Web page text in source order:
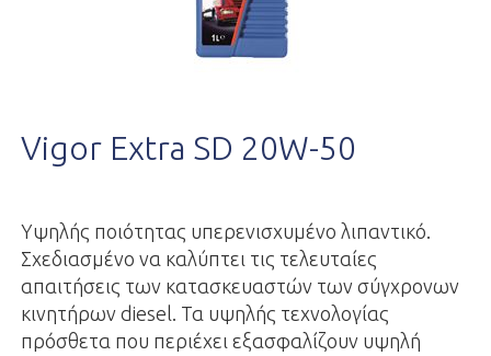
Vigor Extra SD 20W-50
Yψηλής ποιότητας υπερενισχυμένο λιπαντικό.
Σχεδιασμένο να καλύπτει τις τελευταίες
απαιτήσεις των κατασκευαστών των σύγχρονων
κινητήρων diesel. Τα υψηλής τεχνολογίας
πρόσθετα που περιέχει εξασφαλίζουν υψηλή